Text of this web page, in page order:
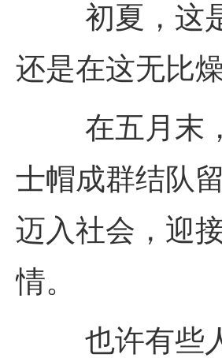
初夏，这
还是在这无比
在五月末
士帽成群结队
迈入社会，迎
情。
也许有些